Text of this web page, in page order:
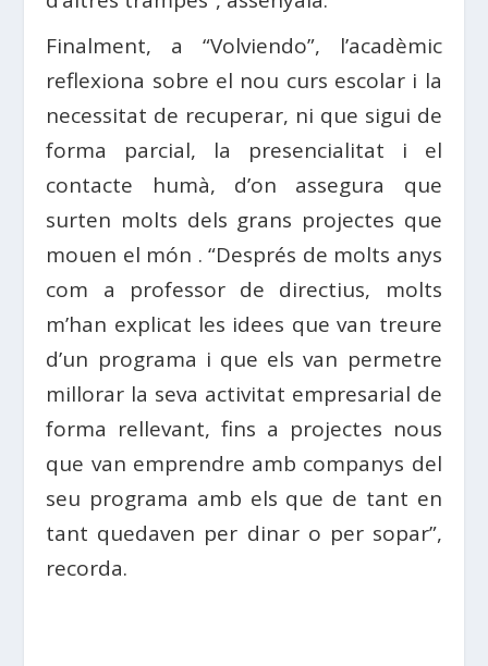
Finalment, a “Volviendo”, l’acadèmic
reflexiona sobre el nou curs escolar i la
necessitat de recuperar, ni que sigui de
forma parcial, la presencialitat i el
contacte humà, d’on assegura que
surten molts dels grans projectes que
mouen el món . “Després de molts anys
com a professor de directius, molts
m’han explicat les idees que van treure
d’un programa i que els van permetre
millorar la seva activitat empresarial de
forma rellevant, fins a projectes nous
que van emprendre amb companys del
seu programa amb els que de tant en
tant quedaven per dinar o per sopar”,
recorda.